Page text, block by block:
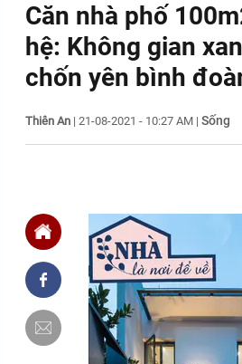
18:10
với
18:07
17:59
45
17:46
Lãi
17:26
17:22
4
tử?
Căn nhà phố
hệ: Không gian
chốn yên bình
Thiên An | 21-08-2021 - 10:27 AM | Sống